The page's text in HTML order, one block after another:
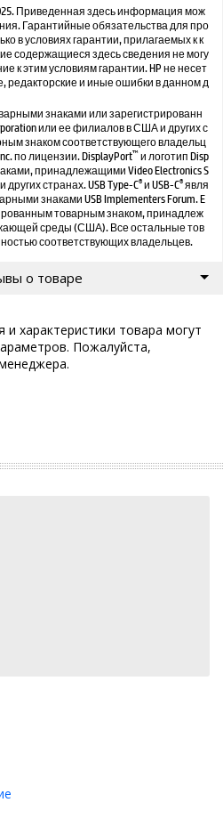
Приведенная здесь информация мож
Гарантийные обязательства для про
в условиях гарантии, прилагаемых к к
содержащиеся здесь сведения не могу
к этим условиям гарантии. HP не несет
редакторские и иные ошибки в данном д
знаками или зарегистрированн
или ее филиалов в США и других с
знаком соответствующего владельц
по лицензии. DisplayPort™и логотип Disp
принадлежащими Video Electronics S
странах. USB Type-C®и USB-C®явля
знаками USB Implementers Forum. E
товарным знаком, принадлеж
среды (США). Все остальные тов
соответствующих владельцев.
о товаре
характеристики товара могут
Пожалуйста,